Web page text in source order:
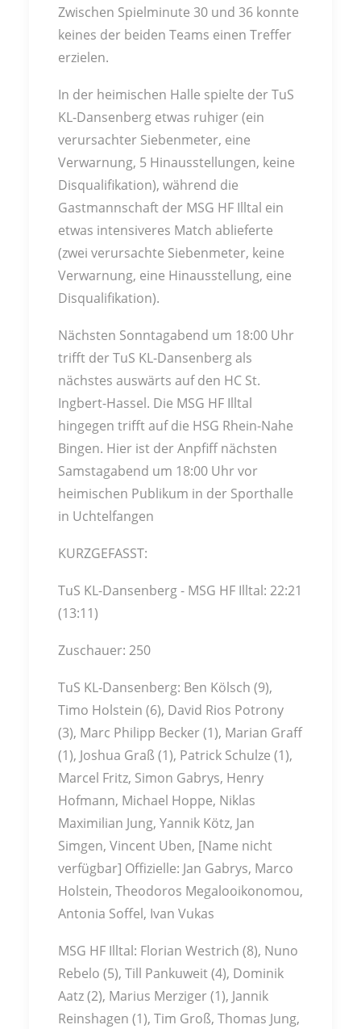
Zwischen Spielminute 30 und 36 konnte
keines der beiden Teams einen Treffer
erzielen.
In der heimischen Halle spielte der TuS
KL-Dansenberg etwas ruhiger (ein
verursachter Siebenmeter, eine
Verwarnung, 5 Hinausstellungen, keine
Disqualifikation), während die
Gastmannschaft der MSG HF Illtal ein
etwas intensiveres Match ablieferte
(zwei verursachte Siebenmeter, keine
Verwarnung, eine Hinausstellung, eine
Disqualifikation).
Nächsten Sonntagabend um 18:00 Uhr
trifft der TuS KL-Dansenberg als
nächstes auswärts auf den HC St.
Ingbert-Hassel. Die MSG HF Illtal
hingegen trifft auf die HSG Rhein-Nahe
Bingen. Hier ist der Anpfiff nächsten
Samstagabend um 18:00 Uhr vor
heimischen Publikum in der Sporthalle
in Uchtelfangen
KURZGEFASST:
TuS KL-Dansenberg - MSG HF Illtal: 22:21
(13:11)
Zuschauer: 250
TuS KL-Dansenberg: Ben Kölsch (9),
Timo Holstein (6), David Rios Potrony
(3), Marc Philipp Becker (1), Marian Graff
(1), Joshua Graß (1), Patrick Schulze (1),
Marcel Fritz, Simon Gabrys, Henry
Hofmann, Michael Hoppe, Niklas
Maximilian Jung, Yannik Kötz, Jan
Simgen, Vincent Uben, [Name nicht
verfügbar] Offizielle: Jan Gabrys, Marco
Holstein, Theodoros Megalooikonomou,
Antonia Soffel, Ivan Vukas
MSG HF Illtal: Florian Westrich (8), Nuno
Rebelo (5), Till Pankuweit (4), Dominik
Aatz (2), Marius Merziger (1), Jannik
Reinshagen (1), Tim Groß, Thomas Jung,